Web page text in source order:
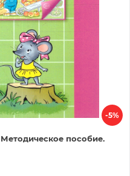
-5%
пособие.